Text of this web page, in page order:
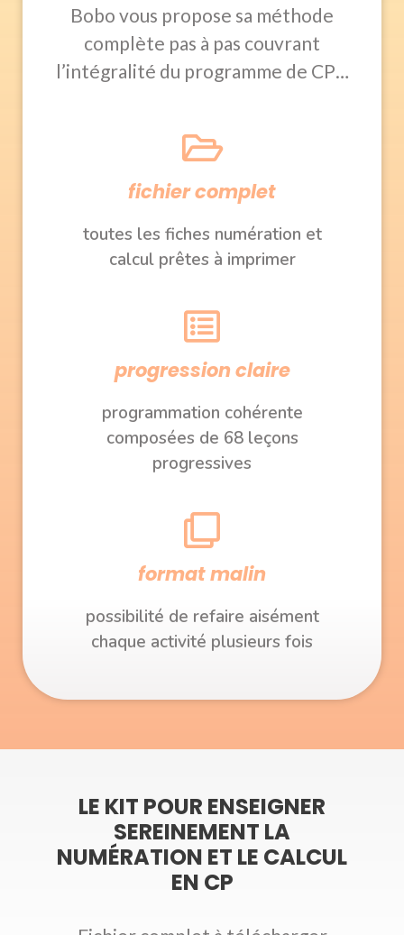
Bobo vous propose sa méthode
complète pas à pas couvrant
l’intégralité du programme de CP…
fichier complet
toutes les fiches numération et
calcul prêtes à imprimer
progression claire
programmation cohérente
composées de 68 leçons
progressives
format malin
possibilité de refaire aisément
chaque activité plusieurs fois
LE KIT POUR ENSEIGNER
SEREINEMENT LA
NUMÉRATION ET LE CALCUL
EN CP